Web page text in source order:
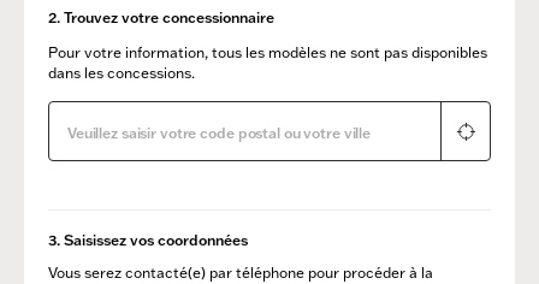
2. Trouvez votre concessionnaire
Pour votre information, tous les modèles ne sont pas disponibles
dans les concessions.
3. Saisissez vos coordonnées
Vous serez contacté(e) par téléphone pour procéder à la